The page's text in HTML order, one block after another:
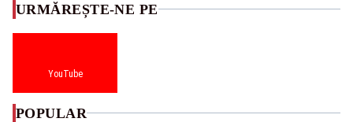
URMĂREȘTE-NE PE
YouTube
POPULAR